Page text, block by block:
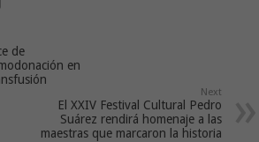
de
en
Next
El XXIV Festival Cultural Pedro
Suárez rendirá homenaje a las
maestras que marcaron la historia